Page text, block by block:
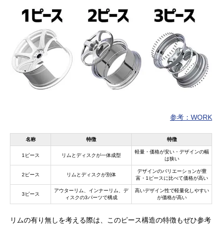
参考：WORK
名称 特徴 特徴
1ピース リムとディスクが一体成型
軽量・価格が安い・デザインの幅
は狭い
2ピース リムとディスクが別体
デザインのバリエーションが豊
富・1ピースに比べて価格が高い
3ピース
アウターリム、インナーリム、デ
ィスクの3パーツで構成
高いデザイン性で軽量化しやすい
が価格が高い
リムの有り無しを考える際は、このピース構造の特徴もぜひ参考